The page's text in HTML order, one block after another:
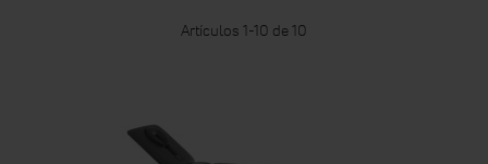
Artículos 1-10 de10